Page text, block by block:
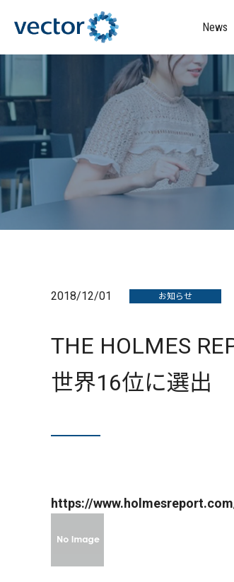
News
2018/12/01 お知らせ
THE HOLMES
世界16位に選出
https://